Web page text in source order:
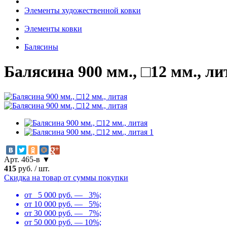
Элементы художественной ковки
Элементы ковки
Балясины
Балясина 900 мм., □12 мм.,
Арт. 465-в ▼
415 руб. /шт.
Скидка на товар от суммы покупки
от 5 000 руб. — 3%;
от 10 000 руб. — 5%;
от 30 000 руб. — 7%;
от 50 000 руб. — 10%;